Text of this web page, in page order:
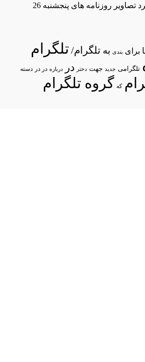
تصاویر روزنامه های پنجشنبه 26
برای بندی به تلگرام/ تلگرام
تلگرامی جدید جهت دختر در درباره در در دسته
که گروه تلگرام